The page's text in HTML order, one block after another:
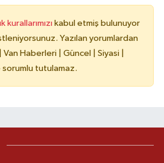
kurallarımızı kabul etmiş bulunuyor
Yazılan yorumlardan
Haberleri | Güncel | Siyasi |
sorumlu tutulamaz.